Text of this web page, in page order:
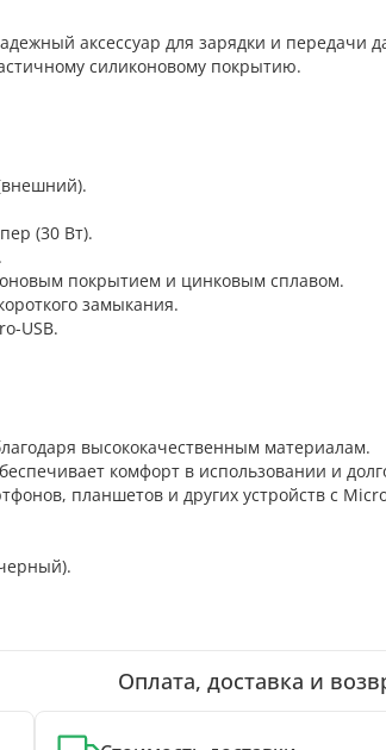
аксессуар для зарядки и передачи
силиконовому покрытию.
(30 Вт).
покрытием и цинковым сплавом.
замыкания.
USB.
высококачественным материалам.
комфорт в использовании и
планшетов и других устройств с
Оплата, доставка и